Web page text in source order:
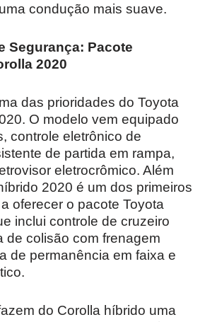
condução mais suave.
Segurança: Pacote
2020
das prioridades do Toyota
O modelo vem equipado
controle eletrônico de
de partida em rampa,
eletrocrômico. Além
2020 é um dos primeiros
oferecer o pacote Toyota
inclui controle de cruzeiro
de colisão com frenagem
de permanência em faixa e
do Corolla híbrido uma